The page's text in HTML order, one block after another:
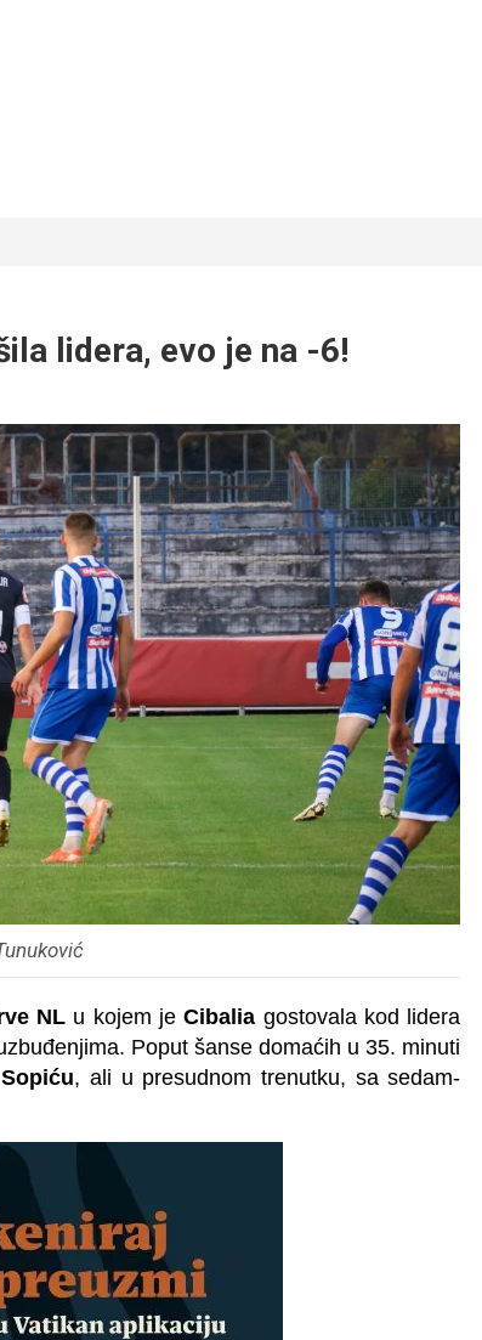
lidera, evo je na -6!
NL u kojem jeCibalia gostovala kod lidera
Poput šanse domaćih u 35. minuti
, ali u presudnom trenutku, sa sedam-